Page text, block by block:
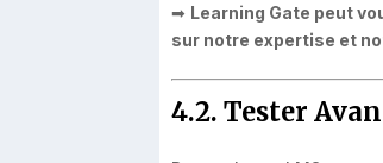
➡ Learning Gate peut
sur notre expertise et
4.2. Tester